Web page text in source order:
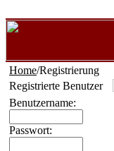
Home/Registrierung
Registrierte Benutzer
Benutzername:
Passwort: